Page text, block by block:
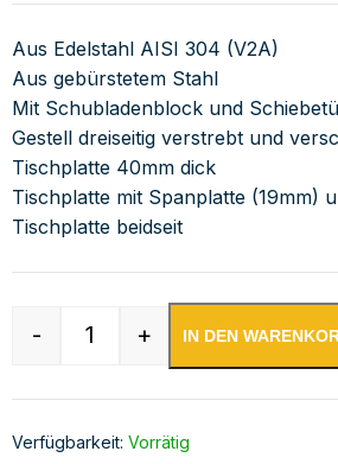
Aus Edelstahl AISI 304 (V2A)
Aus gebürstetem Stahl
Mit Schubladenblock und
Gestell dreiseitig verstrebt und
Tischplatte 40mm dick
Tischplatte mit Spanplatte (19mm)
Tischplatte beidseit
Edelstahl Arbeitsschrank
- + IN DEN
Verfügbarkeit: Vorrätig